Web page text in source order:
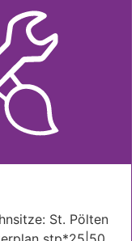
St. Pölten